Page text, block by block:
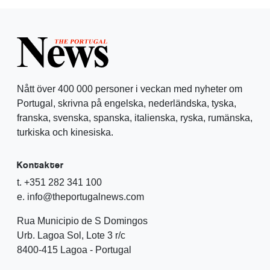
Nått över 400 000 personer i veckan med nyheter om
Portugal, skrivna på engelska, nederländska, tyska,
franska, svenska, spanska, italienska, ryska, rumänska,
turkiska och kinesiska.
Kontakter
t. +351 282 341 100
e. info@theportugalnews.com
Rua Municipio de S Domingos
Urb. Lagoa Sol, Lote 3 r/c
8400-415 Lagoa - Portugal